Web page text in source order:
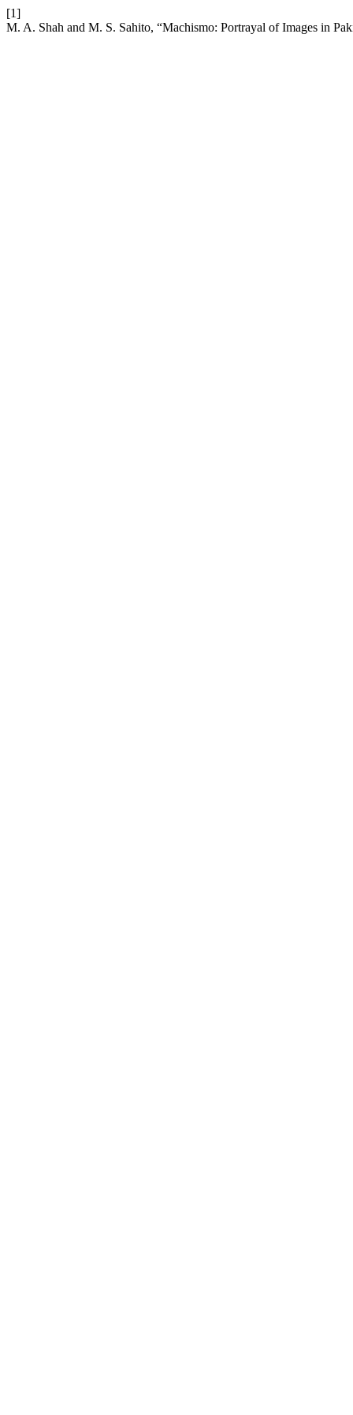
[1]
M. A. Shah and M. S. Sahito, “Machismo: Portrayal of Images in